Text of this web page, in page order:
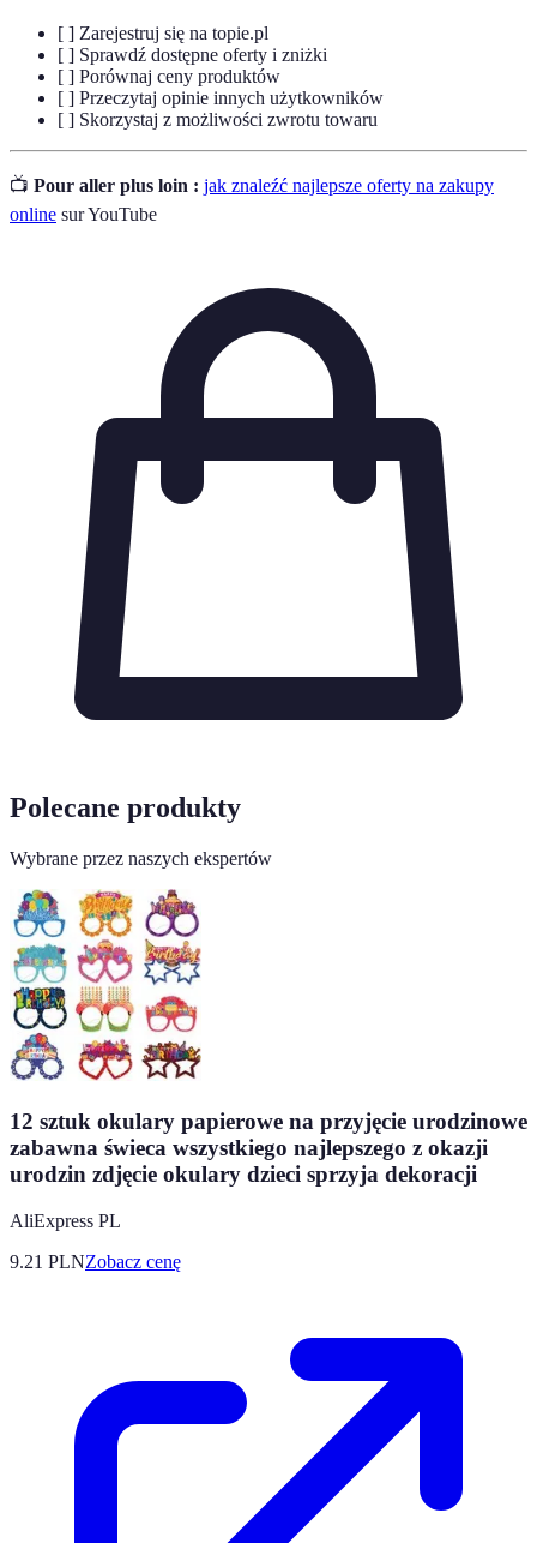
[ ] Zarejestruj się na topie.pl
[ ] Sprawdź dostępne oferty i zniżki
[ ] Porównaj ceny produktów
[ ] Przeczytaj opinie innych użytkowników
[ ] Skorzystaj z możliwości zwrotu towaru
📺 Pour aller plus loin : jak znaleźć najlepsze oferty na zakupy
online sur YouTube
Polecane produkty
Wybrane przez naszych ekspertów
12 sztuk okulary papierowe na przyjęcie urodzinowe
zabawna świeca wszystkiego najlepszego z okazji
urodzin zdjęcie okulary dzieci sprzyja dekoracji
AliExpress PL
9.21 PLNZobacz cenę